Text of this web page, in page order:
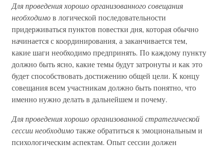
Для проведения хорошо организованного совещания
необходимов логической последовательности
придерживаться пунктов повестки дня, которая обычно
начинается с координирования, а заканчивается тем,
какие шаги необходимо предпринять. По каждому пункту
должно быть ясно, какие темы будут затронуты и как это
будет способствовать достижению общей цели. К концу
совещания всем участникам должно быть понятно, что
именно нужно делать в дальнейшем и почему.
Для проведения хорошо организованной стратегической
сессии необходимотакже обратиться к эмоциональным и
психологическим аспектам. Опыт сессии должен